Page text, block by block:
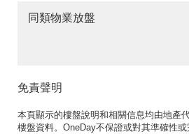
同類物業放盤
免責聲明
本頁顯示的樓盤說明和相關信息均由地產
樓盤資料。OneDay不保證或對其準確性